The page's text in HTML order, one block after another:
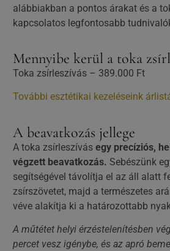
alábbiakban a pontos árakat és a
kapcsolatos legfontosabb
Mennyibe kerül a toka
Toka zsírleszívás – 389.000 Ft
További esztétikai kezeléseink
A beavatkozás jellege
A toka zsírleszívás egy precíziós,
végzett beavatkozás. Sebészünk
segítségével távolítja el az áll alatt
zsírszövetet, majd a természetes
véve alakítja ki a határozottabb
A műtétet helyi érzéstelenítésben
percet vesz igénybe, és az apró